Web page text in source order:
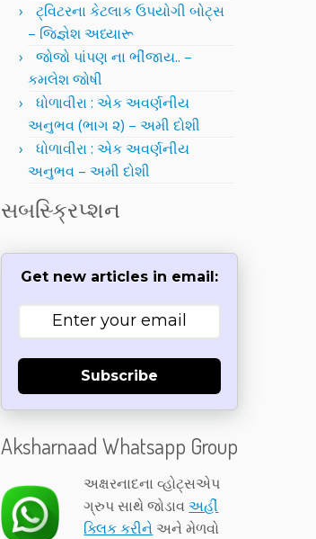
ટ્વિટરના કેટલાક ઉપયોગી બોટ્સ
– જિજ્ઞેશ અધ્યારૂ
જોજો પાંપણ ના ભીંજાય.. –
કમલેશ જોષી
ધોળાવીરા : એક અવર્ણનીય
અનુભવ (ભાગ ૨) – અમી દોશી
ધોળાવીરા : એક અવર્ણનીય
અનુભવ – અમી દોશી
સબસ્ક્રિપ્શન
Get new articles in email:
Subscribe
Aksharnaad Whatsapp Group
અક્ષરનાદના વ્હોટ્સએપ
ગ્રુપ સાથે જોડાવઅહીં
ક્લિક કરીને અને મેળવો